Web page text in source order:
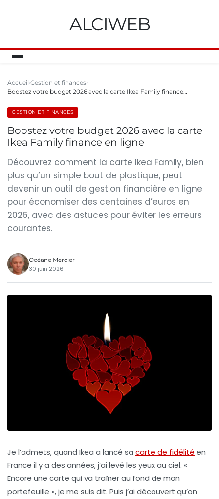
ALCIWEB
Accueil Gestion et finances
Boostez votre budget 2026 avec la carte Ikea Family finance…
GESTION ET FINANCES
Boostez votre budget 2026 avec la carte
Ikea Family finance en ligne
Découvrez comment la carte Ikea Family, bien
plus qu’un simple bout de plastique, peut
devenir un outil de gestion financière en ligne
pour économiser des centaines d’euros en
2026, avec des astuces pour éviter les erreurs
courantes.
Océane Mercier
30 juin 2026
Je l’admets, quand Ikea a lancé sa carte de fidélité en
France il y a des années, j’ai levé les yeux au ciel. «
Encore une carte qui va traîner au fond de mon
portefeuille », je me suis dit. Puis j’ai découvert qu’on